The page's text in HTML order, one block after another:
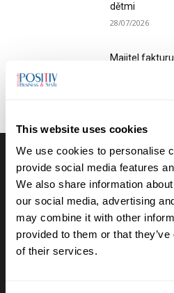
This website uses cookies
We use cookies to personalise
provide social media features
We also share information
our social media, advertising
may combine it with other
provided to them or that
of their services.
dětmi
28/07/2026
Majitel
podnikání a
Výběr redakce
Anna
dětského